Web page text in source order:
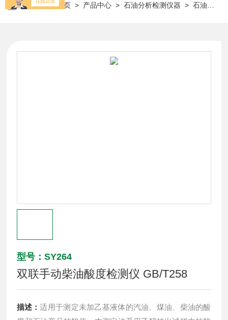
当前位置：首页 > 产品中心 >石油分析检测仪器 >石油产品酸值测定仪
型号：SY264
双联手动柴油酸度检测仪 GB/T258
描述：适用于测定未加乙基液体的汽油、煤油、柴油的酸